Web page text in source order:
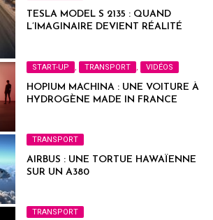
TESLA MODEL S 2135 : QUAND
L’IMAGINAIRE DEVIENT RÉALITÉ
START-UP , TRANSPORT , VIDÉOS
HOPIUM MACHINA : UNE VOITURE À
HYDROGÈNE MADE IN FRANCE
TRANSPORT
AIRBUS : UNE TORTUE HAWAÏENNE
SUR UN A380
TRANSPORT